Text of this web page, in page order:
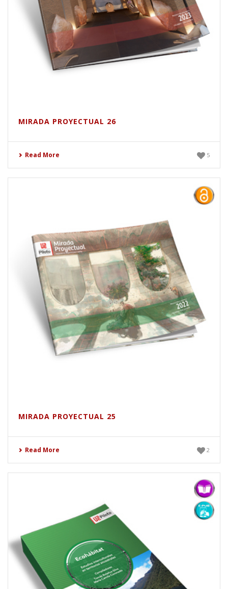
MIRADA PROYECTUAL 26
Read More 5
MIRADA PROYECTUAL 25
Read More 2